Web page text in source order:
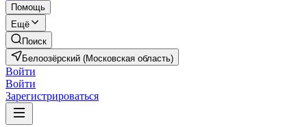
Помощь
Ещё
Поиск
Белоозёрский (Московская область)
Войти
Войти
Зарегистрироваться